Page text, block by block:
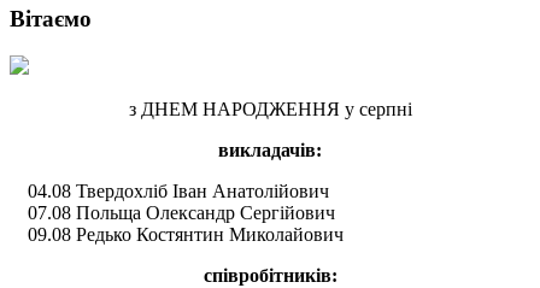
Вітаємо
з ДНЕМ НАРОДЖЕННЯ у серпні
викладачів:
04.08 Твердохліб Іван Анатолійович
07.08 Польща Олександр Сергійович
09.08 Редько Костянтин Миколайович
співробітників: